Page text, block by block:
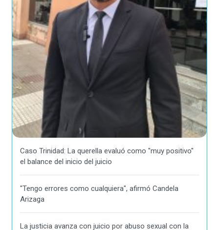
Caso Trinidad: La querella evaluó como "muy positivo"
el balance del inicio del juicio
"Tengo errores como cualquiera", afirmó Candela
Arizaga
La justicia avanza con juicio por abuso sexual con la